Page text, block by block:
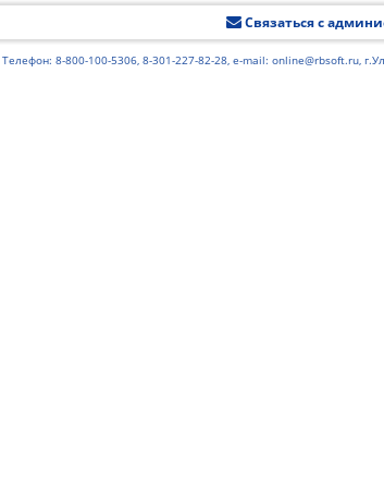
Связаться с
Телефон: 8-800-100-5306, 8-301-227-82-28, e-mail: online@rbsoft.ru,